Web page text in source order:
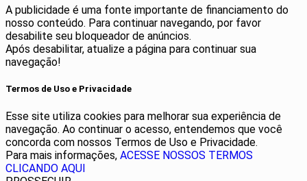
A publicidade é uma fonte importante de financiamento do
nosso conteúdo. Para continuar navegando, por favor
desabilite seu bloqueador de anúncios.
Após desabilitar, atualize a página para continuar sua
navegação!
Termos de Uso e Privacidade
Esse site utiliza cookies para melhorar sua experiência de
navegação. Ao continuar o acesso, entendemos que você
concorda com nossos Termos de Uso e Privacidade.
Para mais informações, ACESSE NOSSOS TERMOS
CLICANDO AQUI